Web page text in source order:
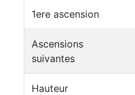
1ere ascension
Ascensions
suivantes
Hauteur